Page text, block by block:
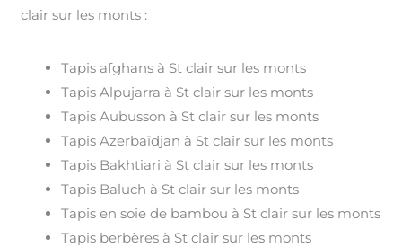
clair sur les monts :
Tapis afghans à St clair sur les monts
Tapis Alpujarra à St clair sur les monts
Tapis Aubusson à St clair sur les monts
Tapis Azerbaïdjan à St clair sur les monts
Tapis Bakhtiari à St clair sur les monts
Tapis Baluch à St clair sur les monts
Tapis en soie de bambou à St clair sur les monts
Tapis berbères à St clair sur les monts